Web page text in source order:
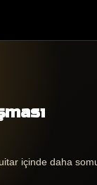
içinde daha